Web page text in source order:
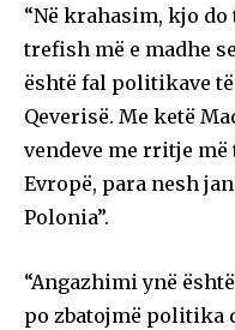
“Në krahasim, kjo
trefish më e madhe
është fal politikave
Qeverisë. Me ketë
vendeve me rritje
Evropë, para nesh
Polonia”.
“Angazhimi ynë
po zbatojmë politika